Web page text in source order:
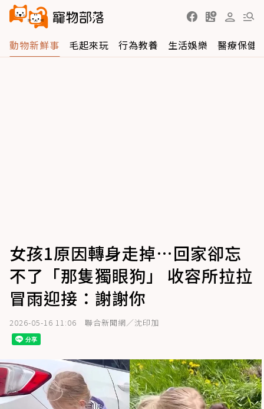
動物新鮮事 毛起來玩 行為教養 生活娛樂 醫療保健
女孩1原因轉身走掉…回家卻忘
不了「那隻獨眼狗」 收容所拉拉
冒雨迎接：謝謝你
2026-05-16 11:06 聯合新聞網／沈印加